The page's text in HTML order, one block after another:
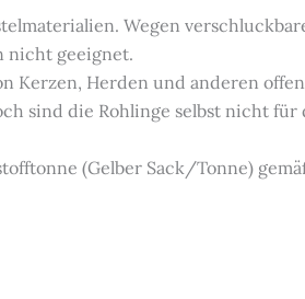
Wegen
nicht geeignet.
Kerzen, Herden und anderen
sind die Rohlinge selbst nicht für
(Gelber Sack/Tonne)